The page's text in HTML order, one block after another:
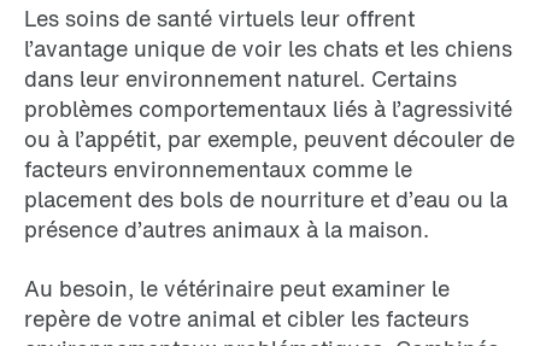
Les soins de santé virtuels leur offrent
l’avantage unique de voir les chats et les chiens
dans leur environnement naturel. Certains
problèmes comportementaux liés à l’agressivité
ou à l’appétit, par exemple, peuvent découler de
facteurs environnementaux comme le
placement des bols de nourriture et d’eau ou la
présence d’autres animaux à la maison.
Au besoin, le vétérinaire peut examiner le
repère de votre animal et cibler les facteurs